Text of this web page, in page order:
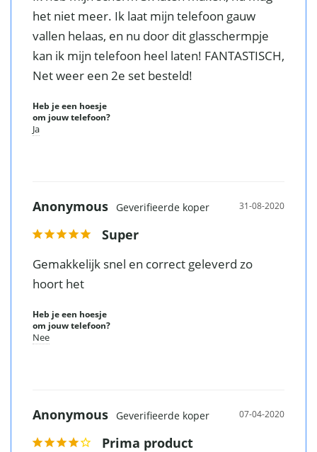
Vergelijk met alternatieven
het niet meer. Ik laat mijn telefoon gauw
vallen helaas, en nu door dit glasschermpje
kan ik mijn telefoon heel laten! FANTASTISCH,
Net weer een 2e set besteld!
Heb je een hoesje
om jouw telefoon?
Ja
31-08-2020
Anonymous
Super
Gemakkelijk snel en correct geleverd zo
hoort het
Heb je een hoesje
om jouw telefoon?
Nee
07-04-2020
Anonymous
Prima product